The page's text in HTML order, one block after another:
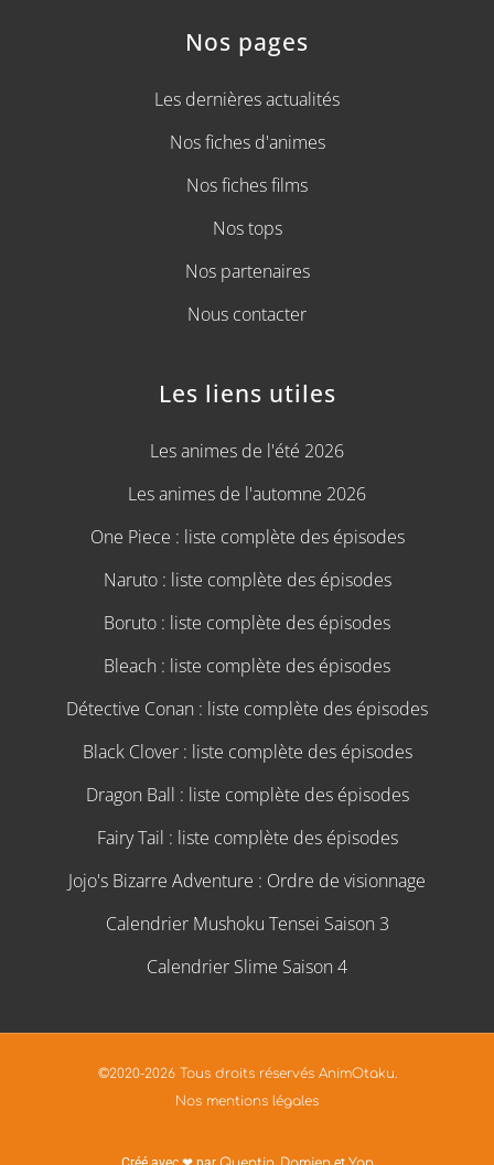
Nos pages
Les dernières actualités
Nos fiches d'animes
Nos fiches films
Nos tops
Nos partenaires
Nous contacter
Les liens utiles
Les animes de l'été 2026
Les animes de l'automne 2026
One Piece : liste complète des épisodes
Naruto : liste complète des épisodes
Boruto : liste complète des épisodes
Bleach : liste complète des épisodes
Détective Conan : liste complète des épisodes
Black Clover : liste complète des épisodes
Dragon Ball : liste complète des épisodes
Fairy Tail : liste complète des épisodes
Jojo's Bizarre Adventure : Ordre de visionnage
Calendrier Mushoku Tensei Saison 3
Calendrier Slime Saison 4
©2020-2026 Tous droits réservés AnimOtaku.
Nos mentions légales